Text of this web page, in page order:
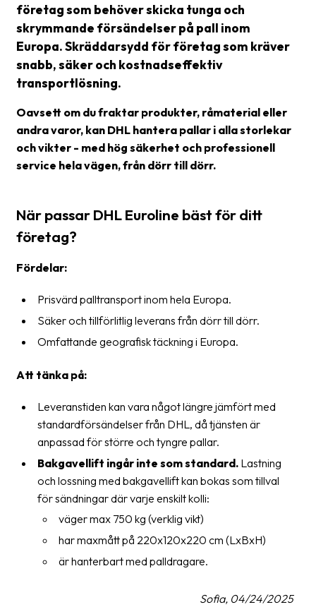
About
the
company
Fraktjakt
Media
Coworkers
&
career
News
us
and
conditions
Privacy
Prohibited
and
dangerous
content
företag som behöver skicka tunga och
skrymmande försändelser på pall inom
Europa. Skräddarsydd för företag som kräver
snabb, säker och kostnadseffektiv
transportlösning.
Oavsett om du fraktar produkter, råmaterial eller
andra varor, kan DHL hantera pallar i alla storlekar
och vikter - med hög säkerhet och professionell
service hela vägen, från dörr till dörr.
När passar DHL Euroline bäst för ditt
företag?
Fördelar:
Prisvärd palltransport inom hela Europa.
Säker och tillförlitlig leverans från dörr till dörr.
Omfattande geografisk täckning i Europa.
Att tänka på:
Leveranstiden kan vara något längre jämfört med
standardförsändelser från DHL, då tjänsten är
anpassad för större och tyngre pallar.
Bakgavellift ingår inte som standard. Lastning
och lossning med bakgavellift kan bokas som tillval
för sändningar där varje enskilt kolli:
väger max 750 kg (verklig vikt)
har maxmått på 220x120x220 cm (LxBxH)
är hanterbart med palldragare.
Sofia, 04/24/2025